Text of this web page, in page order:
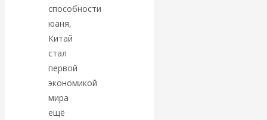
Валентин
КАтасонов.
Может ли
Америка
способности
юаня,
Китай
стал
первой
экономикой
мира
ещё